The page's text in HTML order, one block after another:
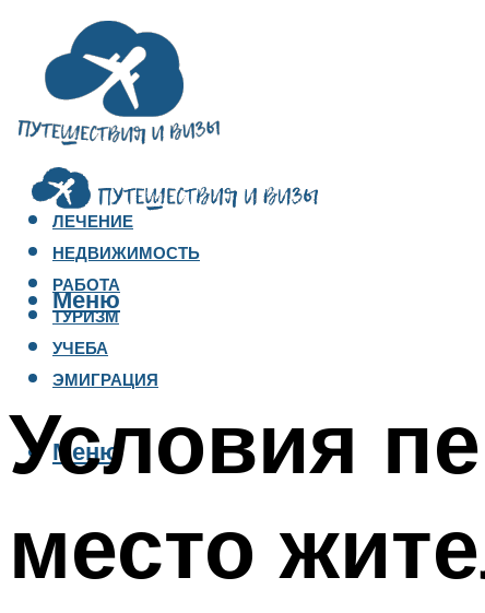
ЛЕЧЕНИЕ
НЕДВИЖИМОСТЬ
РАБОТА
ТУРИЗМ
УЧЕБА
ЭМИГРАЦИЯ
Меню
Меню
Условия
место